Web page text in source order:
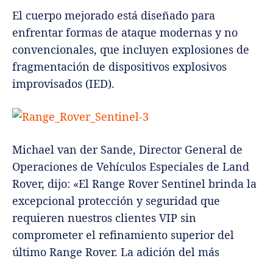
El cuerpo mejorado está diseñado para
enfrentar formas de ataque modernas y no
convencionales, que incluyen explosiones de
fragmentación de dispositivos explosivos
improvisados ​​(IED).
Michael van der Sande, Director General de
Operaciones de Vehículos Especiales de Land
Rover, dijo: «El Range Rover Sentinel brinda la
excepcional protección y seguridad que
requieren nuestros clientes VIP sin
comprometer el refinamiento superior del
último Range Rover. La adición del más